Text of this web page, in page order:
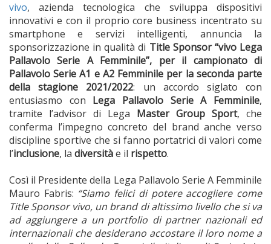
vivo, azienda tecnologica che sviluppa dispositivi
innovativi e con il proprio core business incentrato su
smartphone e servizi intelligenti, annuncia la
sponsorizzazione in qualità di Title Sponsor “vivo Lega
Pallavolo Serie A Femminile”, per il campionato di
Pallavolo Serie A1 e A2 Femminile per la seconda parte
della stagione 2021/2022: un accordo siglato con
entusiasmo con Lega Pallavolo Serie A Femminile,
tramite l’advisor di Lega Master Group Sport, che
conferma l’impegno concreto del brand anche verso
discipline sportive che si fanno portatrici di valori come
l’inclusione, la diversitàe il rispetto.
Così il Presidente della Lega Pallavolo Serie A Femminile
Mauro Fabris: “Siamo felici di potere accogliere come
Title Sponsor vivo, un brand di altissimo livello che si va
ad aggiungere a un portfolio di partner nazionali ed
internazionali che desiderano accostare il loro nome a